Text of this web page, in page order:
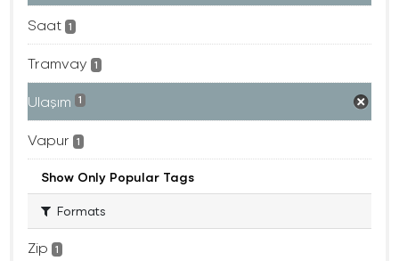
Saat 1
Tramvay 1
Ulaşım 1
Vapur 1
Show Only Popular Tags
Formats
Zip 1